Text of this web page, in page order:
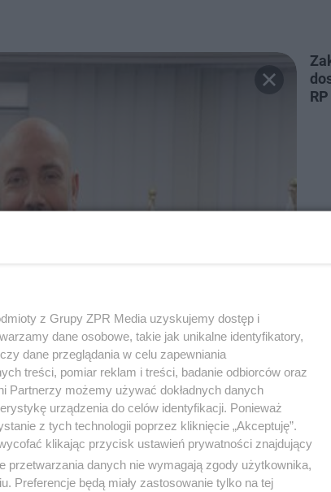
RP
z Grupy ZPR Media uzyskujemy dostęp i
dane osobowe, takie jak unikalne identyfikatory,
dane przeglądania w celu zapewniania
treści, pomiar reklam i treści, badanie odbiorców oraz
Partnerzy możemy używać dokładnych danych
urządzenia do celów identyfikacji. Ponieważ
z tych technologii poprzez kliknięcie „Akceptuję”.
klikając przycisk ustawień prywatności znajdujący
przetwarzania danych nie wymagają zgody użytkownika,
Preferencje będą miały zastosowanie tylko na tej